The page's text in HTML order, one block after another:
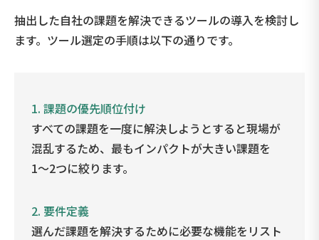
抽出した自社の課題を解決できるツールの導入を検討し
ます。ツール選定の手順は以下の通りです。
1. 課題の優先順位付け
すべての課題を一度に解決しようとすると現場が
混乱するため、最もインパクトが大きい課題を
1〜2つに絞ります。
2. 要件定義
選んだ課題を解決するために必要な機能をリスト